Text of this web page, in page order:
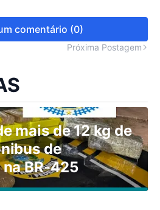
comentário (0)
Próxima Postagem
mais de 12 kg de
de
BR-425